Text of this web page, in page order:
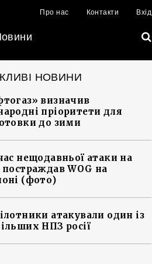
Про нас Контакти Вхід
НОВИНИ
визначив
пріоритети для
до зими
нещодавньої атаки на
постраждав WOG на
(фото)
атакували один із
НПЗ росії